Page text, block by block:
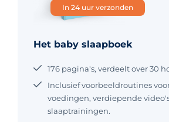
In 24 uur verzonden
Het baby slaapboek
176 pagina's, verdeelt over 30
Inclusief voorbeeldroutines
voedingen, verdiepende
slaaptrainingen.